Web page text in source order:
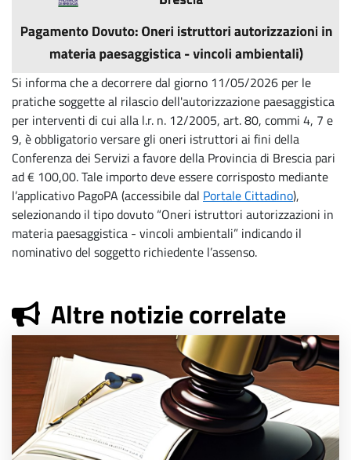
Si informa che a decorrere dal giorno 11/05/2026 per le
pratiche soggette al rilascio dell'autorizzazione paesaggistica
per interventi di cui alla l.r. n. 12/2005, art. 80, commi 4, 7 e
9, è obbligatorio versare gli oneri istruttori ai fini della
Conferenza dei Servizi a favore della Provincia di Brescia pari
ad € 100,00. Tale importo deve essere corrisposto mediante
l’applicativo PagoPA (accessibile dal Portale Cittadino),
selezionando il tipo dovuto “Oneri istruttori autorizzazioni in
materia paesaggistica - vincoli ambientali” indicando il
nominativo del soggetto richiedente l’assenso.
Altre notizie correlate